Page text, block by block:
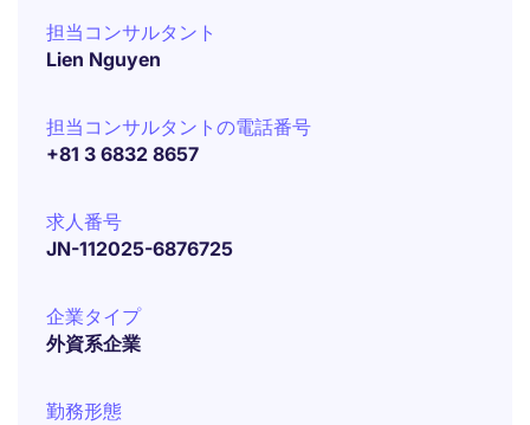
担当コンサルタント
Lien Nguyen
担当コンサルタントの電話番号
+81 3 6832 8657
求人番号
JN-112025-6876725
企業タイプ
外資系企業
勤務形態